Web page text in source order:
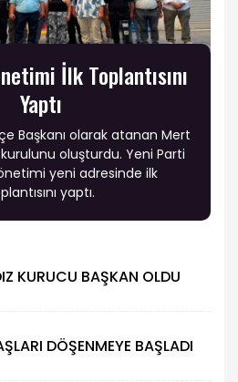
İlk Toplantısını
Yaptı
Başkanı olarak atanan Mert
oluşturdu. Yeni Parti
yeni adresinde ilk
yaptı.
KURUCU BAŞKAN OLDU
DÖŞENMEYE BAŞLADI